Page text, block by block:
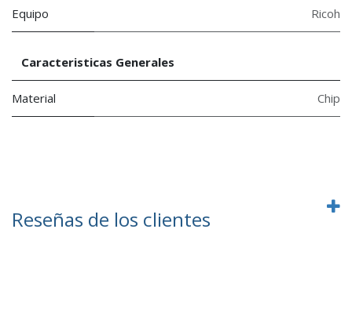
Equipo Ricoh
Caracteristicas Generales
Material Chip
Reseñas de los clientes